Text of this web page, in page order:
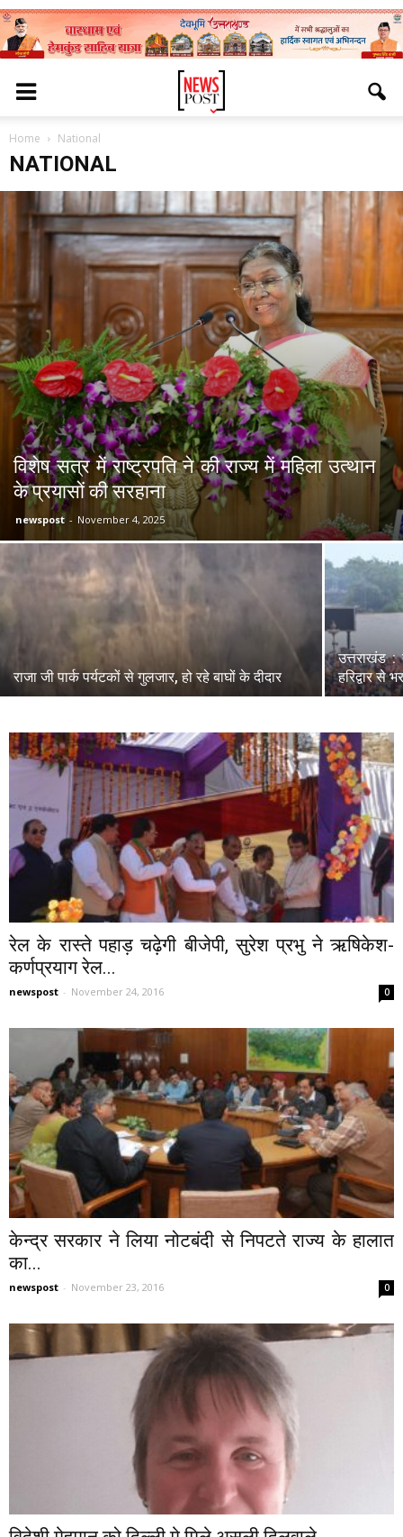
Home National
NATIONAL
विशेष सत्र में राष्ट्रपति ने की राज्य में महिला उत्थान
के प्रयासों की सरहाना
newspost - November 4, 2025
राजा जी पार्क पर्यटकों से गुलजार, हो रहे बाघों के दीदार
उत्तराखंड
हरिद्वार से
रेल के रास्ते पहाड़ चढ़ेगी बीजेपी, सुरेश प्रभु ने ऋषिकेश-
कर्णप्रयाग रेल...
newspost - November 24, 2016 0
केन्द्र सरकार ने लिया नोटबंदी से निपटते राज्य के हालात
का...
newspost - November 23, 2016 0